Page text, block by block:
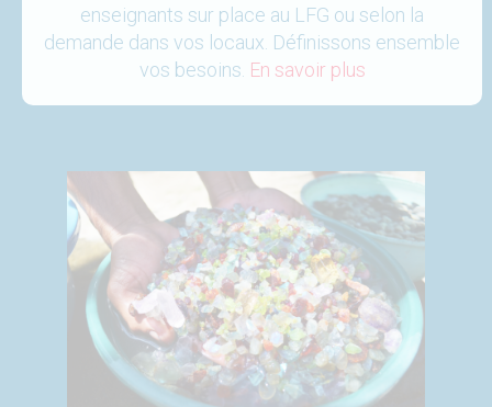
enseignants sur place au LFG ou selon la
demande dans vos locaux. Définissons ensemble
vos besoins. En savoir plus